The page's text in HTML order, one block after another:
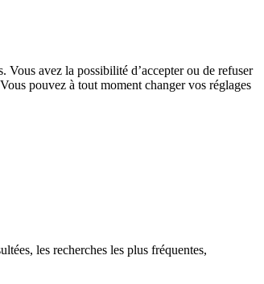
Vous avez la possibilité d’accepter ou de refuser
pouvez à tout moment changer vos réglages
les recherches les plus fréquentes,